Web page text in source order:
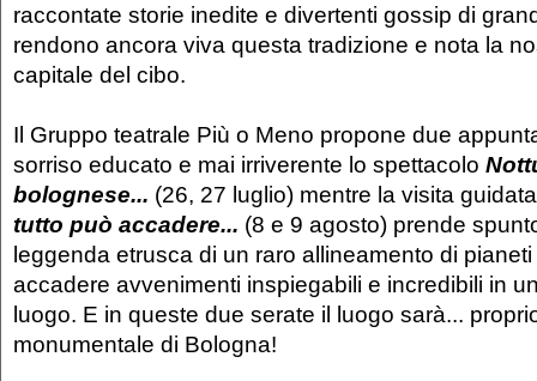
raccontate storie inedite e divertenti gossip di
rendono ancora viva questa tradizione e nota la
capitale del cibo.
Il Gruppo teatrale Più o Meno propone due
sorriso educato e mai irriverente lo spettacolo
bolognese... (26, 27 luglio) mentre la visita
tutto può accadere... (8 e 9 agosto) prende
leggenda etrusca di un raro allineamento di
accadere avvenimenti inspiegabili e incredibili in
luogo. E in queste due serate il luogo sarà...
monumentale di Bologna!